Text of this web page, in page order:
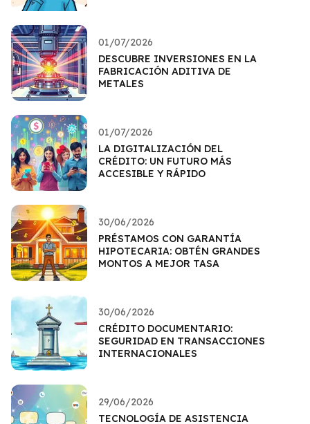
01/07/2026
DESCUBRE INVERSIONES EN LA
FABRICACIÓN ADITIVA DE
METALES
01/07/2026
LA DIGITALIZACIÓN DEL
CRÉDITO: UN FUTURO MÁS
ACCESIBLE Y RÁPIDO
30/06/2026
PRÉSTAMOS CON GARANTÍA
HIPOTECARIA: OBTÉN GRANDES
MONTOS A MEJOR TASA
30/06/2026
CRÉDITO DOCUMENTARIO:
SEGURIDAD EN TRANSACCIONES
INTERNACIONALES
29/06/2026
TECNOLOGÍA DE ASISTENCIA